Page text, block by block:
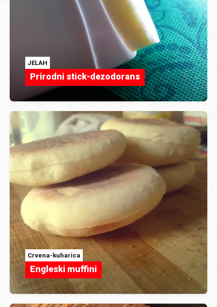
JELAH
Prirodni stick-dezodorans
Crvena-kuharica
Engleski muffini